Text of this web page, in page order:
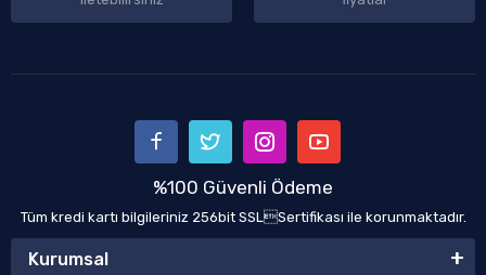
%100 Güvenli Ödeme
Tüm kredi kartı bilgileriniz 256bit SSLSertifikası ile korunmaktadır.
Kurumsal